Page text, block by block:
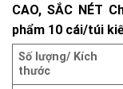
CAO, SẮC NÉT
phẩm 10 cái/túi
Số lượng/ Kích
thước